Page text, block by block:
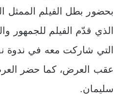
بحضور بطل الفيلم الممثل
الذي قدّم الفيلم للجمهور
التي شاركت معه في ندوة
عقب العرض، كما حضر
سليمان.